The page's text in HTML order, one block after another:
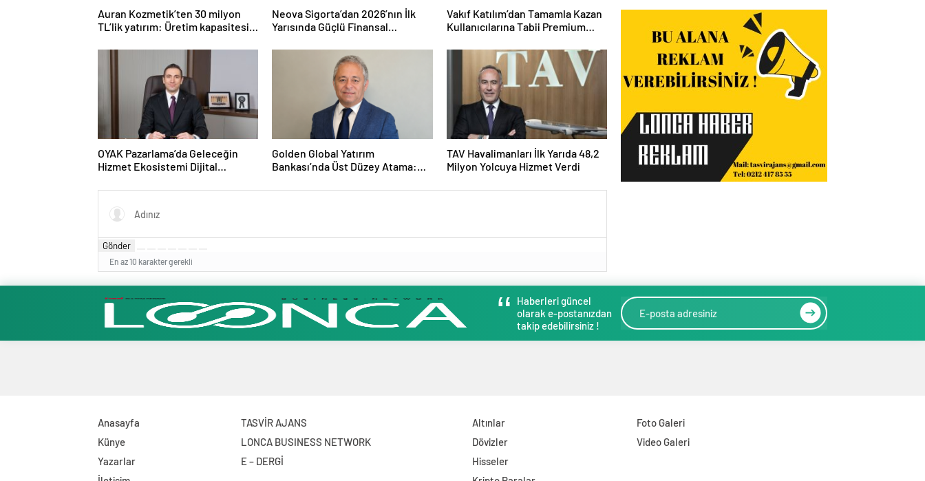
Auran Kozmetik’ten 30 milyon
TL’lik yatırım: Üretim kapasitesi
Neova Sigorta’dan 2026’nın İlk
Yarısında Güçlü Finansal
Vakıf Katılım’dan Tamamla Kazan
Kullanıcılarına Tabii Premium
OYAK Pazarlama’da Geleceğin
Hizmet Ekosistemi Dijital
Golden Global Yatırım
Bankası’nda Üst Düzey Atama:
Üyesi Oldu
TAV Havalimanları İlk Yarıda 48,2
Milyon Yolcuya Hizmet Verdi
Gönder
En az 10 karakter gerekli
Siyasete İlişkin
Mesajlar
Hüseyin Avni
Mutlu’ya Anlamlı
Ziyaret
Haberleri güncel
olarak e-postanızdan
takip edebilirsiniz !
Anasayfa
Künye
Yazarlar
TASVİR AJANS
LONCA BUSINESS NETWORK
E – DERGİ
Altınlar
Dövizler
Hisseler
Foto Galeri
Video Galeri